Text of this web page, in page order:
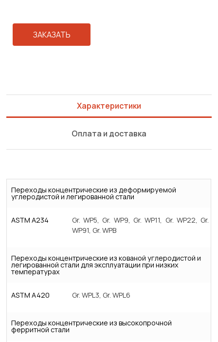
ЗАКАЗАТЬ
Характеристики
Оплата и доставка
Переходы концентрические из деформируемой
углеродистой и легированной стали
ASTM A234
Gr. WP5, Gr. WP9, Gr. WP11, Gr. WP22, Gr.
WP91, Gr. WPB
Переходы концентрические из кованой углеродистой и
легированной стали для эксплуатации при низких
температурах
ASTM A420 Gr. WPL3, Gr. WPL6
Переходы концентрические из высокопрочной
ферритной стали